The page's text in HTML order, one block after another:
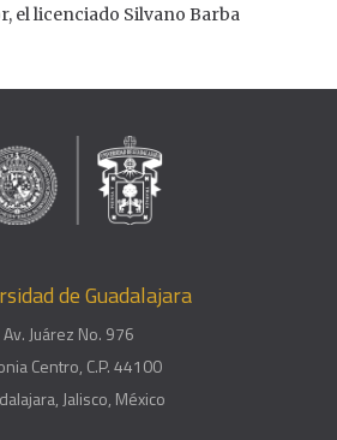
el licenciado Silvano Barba
de Guadalajara
Av. Juárez No. 976
Centro, C.P. 44100
Jalisco, México